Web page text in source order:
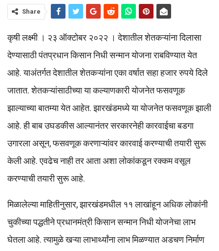
Share
कृषी लक्ष्मी । २३ ऑक्टोबर २०२२ । देशातील शेतकऱ्यांना दिलासा
देण्यासाठी पंतप्रधान किसान निधी सन्मान योजना राबविण्यात येत
आहे. याअंतर्गत देशातील शेतकऱ्यांना एका वर्षात सहा हजार रुपये दिले
जातात. शेतकऱ्यांसाठीच्या या कल्याणकारी योजनेत फसवणूक
झाल्याच्या बातम्या येत आहेत. झारखंडमध्ये या योजनेत फसवणूक झाली
आहे. ही बाब उघडकीस आल्यानंतर सरकारनेही कारवाईचा बडगा
उगारला असून, फसवणूक करणाऱ्यांवर कारवाई करण्याची तयारी सुरू
केली आहे. एवढेच नाही तर आता अशा लोकांकडून रक्कम वसूल
करण्याची तयारी सुरू आहे.
मिळालेल्या माहितीनुसार, झारखंडमधील ११ लाखांहून अधिक लोकांनी
चुकीच्या पद्धतीने प्रधानमंत्री किसान सन्मान निधी योजनेचा लाभ
घेतला आहे. त्यामुळे खऱ्या लाभार्थ्यांना लाभ मिळण्यात अडचण निर्माण